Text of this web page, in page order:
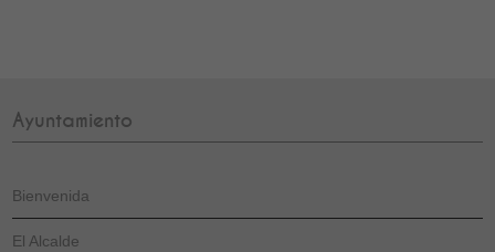
Ayuntamiento
Bienvenida
El Alcalde